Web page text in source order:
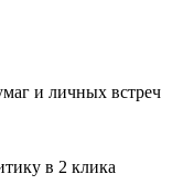
и личных встреч
в 2 клика